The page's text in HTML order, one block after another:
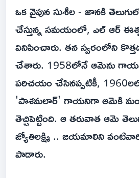
ఒక వైపున సుశీల - జానకి
చేస్తున్న సమయంలో, ఎల్ ఆర్
వినిపించారు. తన స్వరంలోని
చేశారు. 1958లోనే ఆమెను
పరిచయం చేసినప్పటికీ,
'పాశమలార్' గాయనిగా ఆమెకి మంచి
తెచ్చిపెట్టింది. ఆ తరువాత ఆమె
జ్యోతిలక్ష్మి .. జయమాలిని
పాడారు.